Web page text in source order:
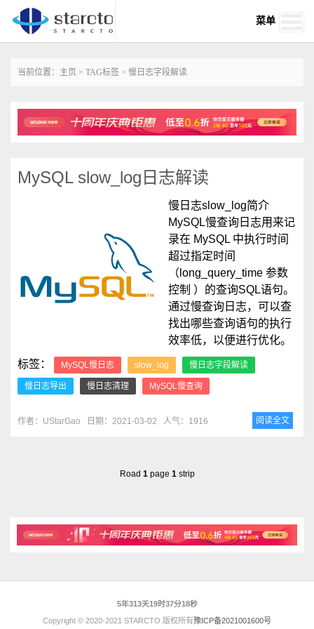
菜单
当前位置： 主页 > TAG标签 > 慢日志字段解读
MySQL slow_log日志解读
慢日志slow_log简介
MySQL慢查询日志用来记
录在 MySQL 中执行时间
超过指定时间
（long_query_time 参数
控制 ）的查询SQL语句。
通过慢查询日志，可以查
找出哪些查询语句的执行
效率低，以便进行优化。
标签：
MySQL慢日志 slow_log 慢日志字段解读
慢日志导出 慢日志清理 MySQL慢查询
作者：UStarGao 日期：2021-03-02 人气：1916 阅读全文
Road 1page 1strip
5年313天19时37分18秒
Copyright © 2020-2021 STARCTO 版权所有豫ICP备2021001600号